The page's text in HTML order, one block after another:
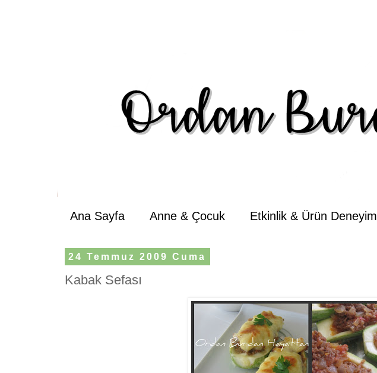
Ana Sayfa Anne & Çocuk Etkinlik & Ürün Deneyim
24 Temmuz 2009 Cuma
Kabak Sefası